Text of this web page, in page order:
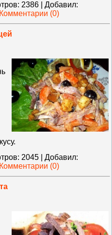
2386
Добавил:
Комментарии (0)
2045
Добавил:
Комментарии (0)